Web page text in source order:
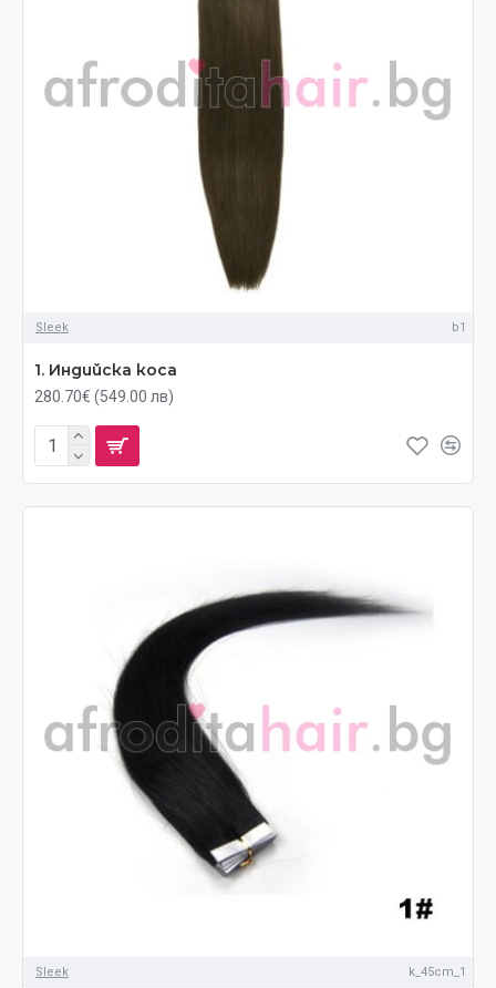
Sleek b1
1. Индийска коса
280.70€ (549.00 лв)
Sleek k_45cm_1